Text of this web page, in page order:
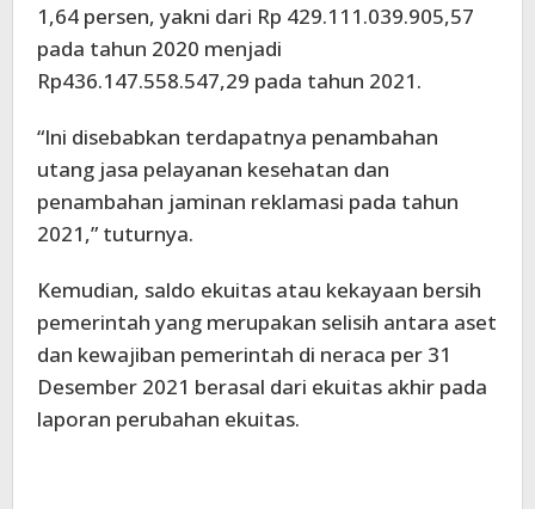
1,64 persen, yakni dari Rp 429.111.039.905,57
pada tahun 2020 menjadi
Rp436.147.558.547,29 pada tahun 2021.
“Ini disebabkan terdapatnya penambahan
utang jasa pelayanan kesehatan dan
penambahan jaminan reklamasi pada tahun
2021,” tuturnya.
Kemudian, saldo ekuitas atau kekayaan bersih
pemerintah yang merupakan selisih antara aset
dan kewajiban pemerintah di neraca per 31
Desember 2021 berasal dari ekuitas akhir pada
laporan perubahan ekuitas.